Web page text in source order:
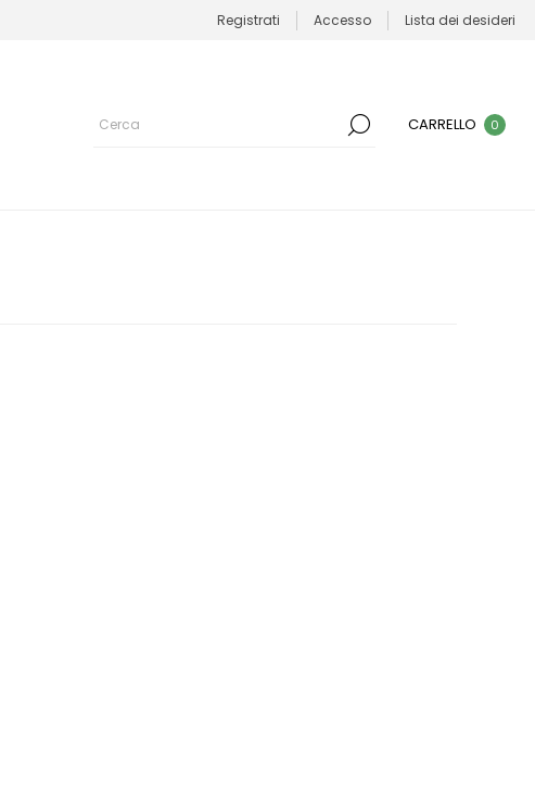
Registrati Accesso Lista dei desideri
CARRELLO 0